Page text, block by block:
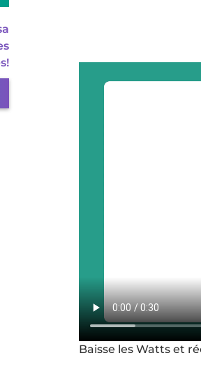
Baisse les Watts et